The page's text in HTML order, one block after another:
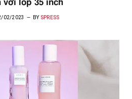
với lốp 35 inch
02/2023 BY SPRESS